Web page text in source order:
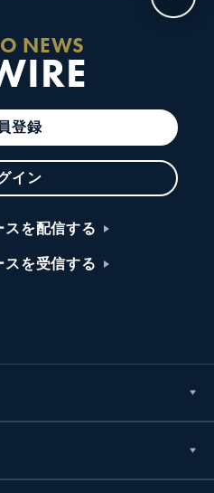
NEWS
登録
イン
スを配信する
スを受信する